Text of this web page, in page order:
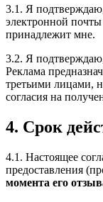
3.1. Я
электронной
принадлежит мне.
3.2. Я
Реклама
третьими лицами,
согласия на
4. Срок
4.1. Настоящее
предоставления
момента его